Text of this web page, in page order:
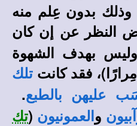
بدون عِلم منه
النظر عن إن كان
بهدف الشهوة
مِرارًا)، فقد كانت تلك
عليهن بالطبع.
و العمونيون (تك